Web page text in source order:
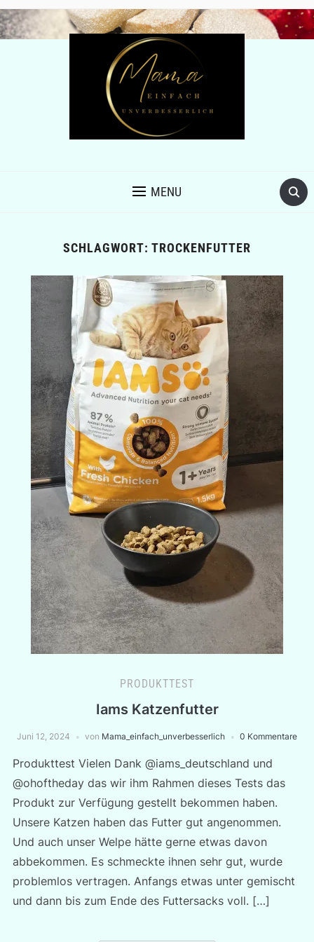
MENU
SCHLAGWORT: TROCKENFUTTER
PRODUKTTEST
Iams Katzenfutter
Juni 12, 2024 von Mama_einfach_unverbesserlich 0 Kommentare
Produkttest Vielen Dank @iams_deutschland und
@ohoftheday das wir ihm Rahmen dieses Tests das
Produkt zur Verfügung gestellt bekommen haben.
Unsere Katzen haben das Futter gut angenommen.
Und auch unser Welpe hätte gerne etwas davon
abbekommen. Es schmeckte ihnen sehr gut, wurde
problemlos vertragen. Anfangs etwas unter gemischt
und dann bis zum Ende des Futtersacks voll. […]